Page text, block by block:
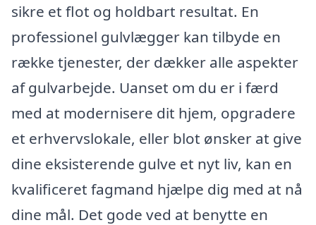
sikre et flot og holdbart resultat. En
professionel gulvlægger kan tilbyde en
række tjenester, der dækker alle aspekter
af gulvarbejde. Uanset om du er i færd
med at modernisere dit hjem, opgradere
et erhvervslokale, eller blot ønsker at give
dine eksisterende gulve et nyt liv, kan en
kvalificeret fagmand hjælpe dig med at nå
dine mål. Det gode ved at benytte en